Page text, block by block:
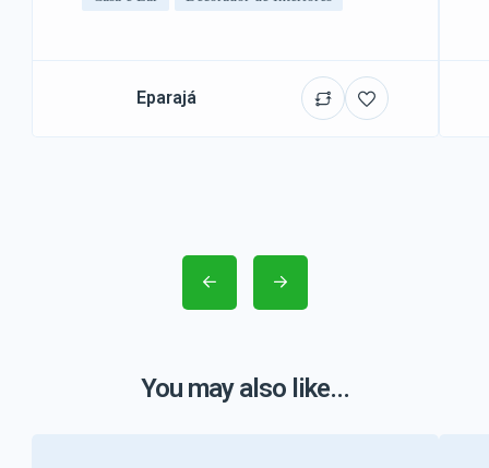
Eparajá
You may also like...